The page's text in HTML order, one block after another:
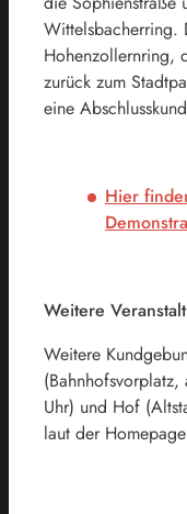
Wittelsbacherring.
Hohenzollernring,
zurück zum
eine
Hier
Weitere
Weitere
Uhr) und Hof
laut der